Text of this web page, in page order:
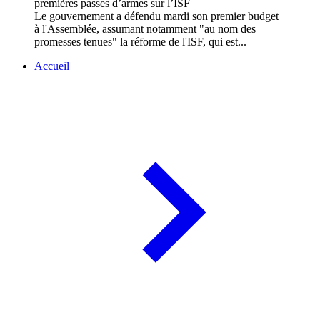
Le gouvernement a défendu mardi son premier budget
à l'Assemblée, assumant notamment "au nom des
promesses tenues" la réforme de l'ISF, qui est...
Accueil